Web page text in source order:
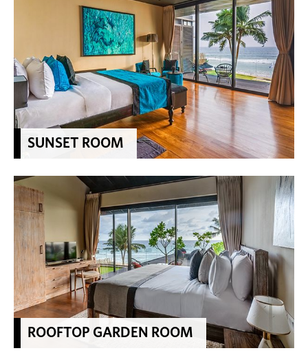
SUNSET ROOM
ROOFTOP GARDEN ROOM